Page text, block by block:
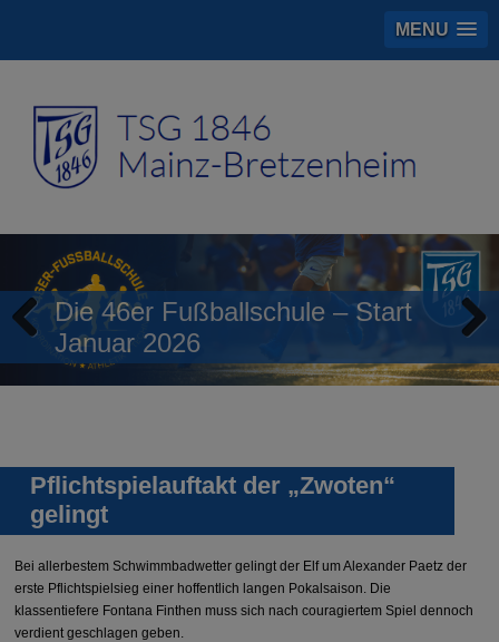
MENU
Die 46er Fußballschule – Start
Januar 2026
Previous
Pflichtspielauftakt der „Zwoten“
gelingt
Bei allerbestem Schwimmbadwetter gelingt der Elf um Alexander Paetz der
erste Pflichtspielsieg einer hoffentlich langen Pokalsaison. Die
klassentiefere Fontana Finthen muss sich nach couragiertem Spiel dennoch
verdient geschlagen geben.